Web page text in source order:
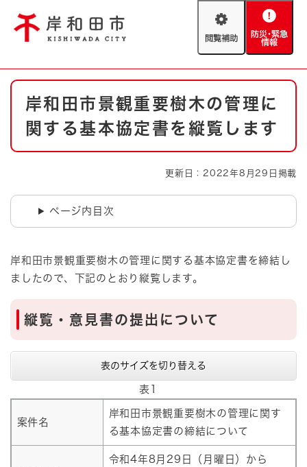
閲
助
防
緊
情
報
やさしい日本語
防災・緊急情報 救急・消防
ハザードマップ AED設置箇所
本
岸和田市景観重要樹木の管理に
関する基本協定書を縦覧します
更新日：2022年8月29日掲載
ページ内目次
岸和田市景観重要樹木の管理に関する基本協定書を締結し
ましたので、下記のとおり縦覧します。
縦覧・意見書の提出について
表のサイズを切り替える
案件名
岸和田市景観重要樹木の管理に関す
る基本協定書の締結について
令和4年8月29日（月曜日）から
表1